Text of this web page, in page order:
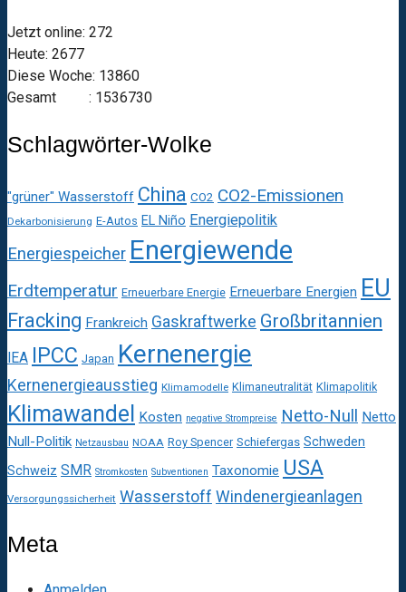
Jetzt online: 272
Heute: 2677
Diese Woche: 13860
Gesamt : 1536730
Schlagwörter-Wolke
"grüner" Wasserstoff China CO2 CO2-Emissionen
Dekarbonisierung E-Autos EL Niño Energiepolitik
Energiespeicher Energiewende
Erdtemperatur Erneuerbare Energie Erneuerbare Energien EU
Fracking Frankreich Gaskraftwerke Großbritannien
IEA IPCC Japan Kernenergie
Kernenergieausstieg Klimamodelle Klimaneutralität Klimapolitik
Klimawandel Kosten negative Strompreise Netto-Null
Netto
Null-Politik Netzausbau NOAA Roy Spencer Schiefergas Schweden
Schweiz SMR Stromkosten Subventionen Taxonomie USA
Versorgungssicherheit Wasserstoff Windenergieanlagen
Meta